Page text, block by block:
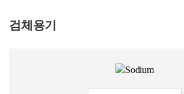
검체용기